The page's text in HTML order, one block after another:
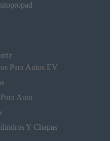
Para Autos EV
Auto
Y Chapas